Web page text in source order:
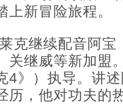
上新冒险旅程。
继续配音阿宝
关继威等新加盟
4》）执导。讲
历，他对功夫的